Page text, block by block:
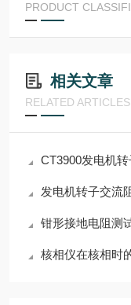
PRODUCT
相关文章
RELATED ARTICLES
CT3900发电机
发电机转子交流
钳形接地电阻测
核相仪在核相时